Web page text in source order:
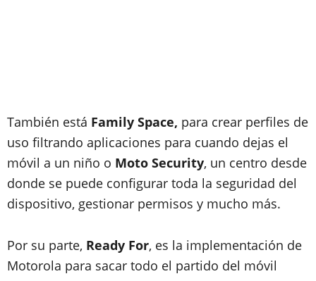
También está Family Space, para crear perfiles de
uso filtrando aplicaciones para cuando dejas el
móvil a un niño o Moto Security, un centro desde
donde se puede configurar toda la seguridad del
dispositivo, gestionar permisos y mucho más.
Por su parte, Ready For, es la implementación de
Motorola para sacar todo el partido del móvil